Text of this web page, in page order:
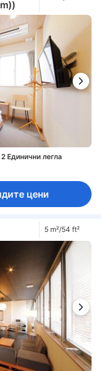
2 Единични легла
цени
5 m²/54 ft²